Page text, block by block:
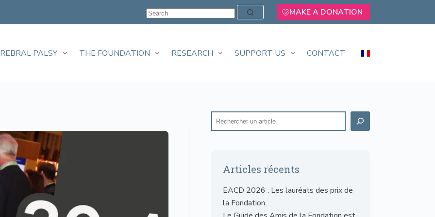
MAKE A DONATION
PALSY THE FOUNDATION RESEARCH SUPPORT US CONTACT
Articles récents
EACD 2026 : Les lauréats des prix de
la Fondation